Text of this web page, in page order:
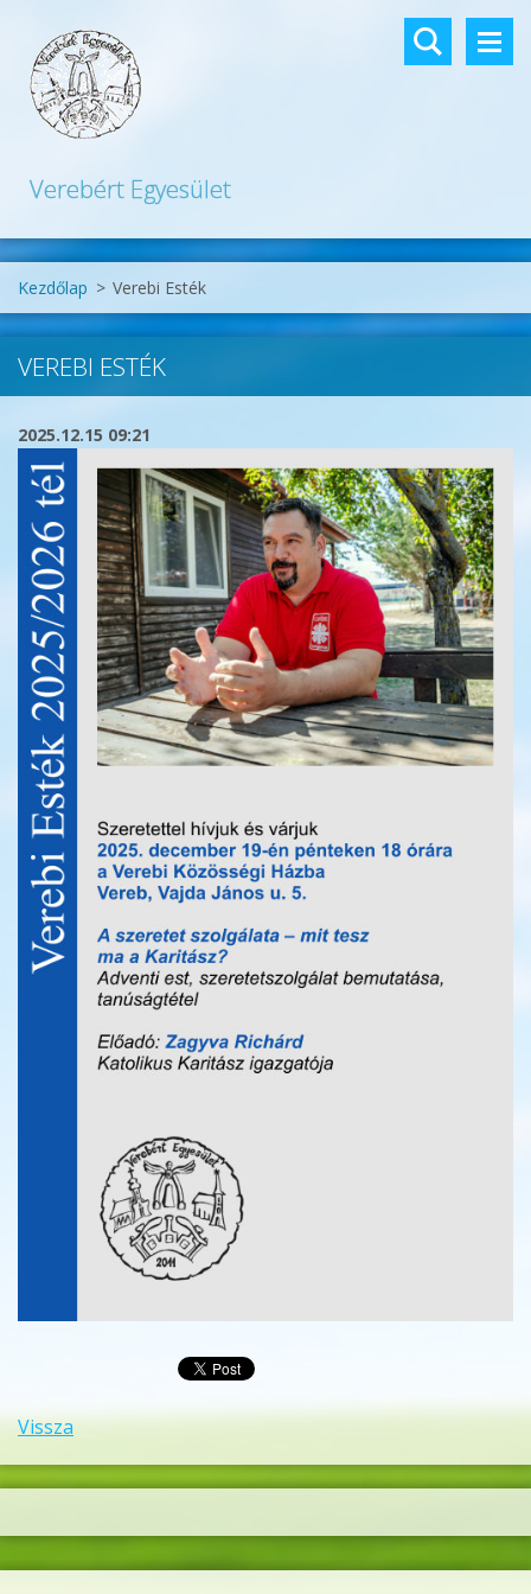
Verebért Egyesület
Kezdőlap > Verebi Esték
VEREBI ESTÉK
2025.12.15 09:21
Vissza